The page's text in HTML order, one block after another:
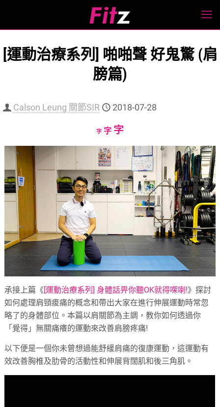
[運動治療系列] 啪啪聲 好鬼驚 (肩
膀篇)
Calson Leung 關節SIR 2018-07-28
字Decrease
size.
字Reset
size.
字Increase
size.
承接上篇《[運動治療系列] 身體話畀你聽OK就得㗎喇!》探討
如何處理肩頸痠痛的概念和帶出大家在進行伸展運動時常忽
略了的身體部位。本篇以肩關節為主調，教你如何透過你
「覺得」無關痛癢的運動來改善肩膀疼痛!
以下便是一個你未曾想過能舒緩肩痛的復康運動，這運動有
效改善胸椎及肋骨的活動性和伸展背闊肌和後三角肌。